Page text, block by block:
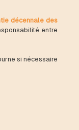
décennale des
entre
si nécessaire